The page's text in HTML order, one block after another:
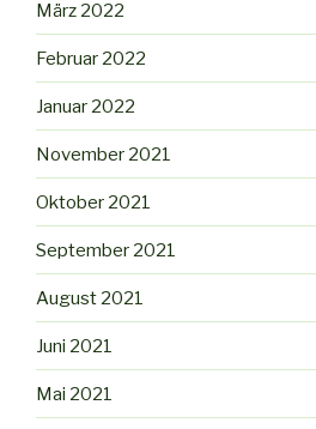
März 2022
Februar 2022
Januar 2022
November 2021
Oktober 2021
September 2021
August 2021
Juni 2021
Mai 2021